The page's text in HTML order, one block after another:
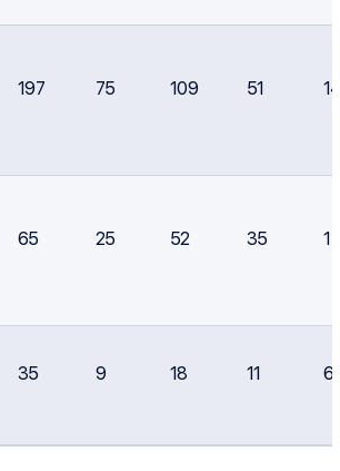
197 75 109 51
65 25 52 35 1
35 9 18 11 6